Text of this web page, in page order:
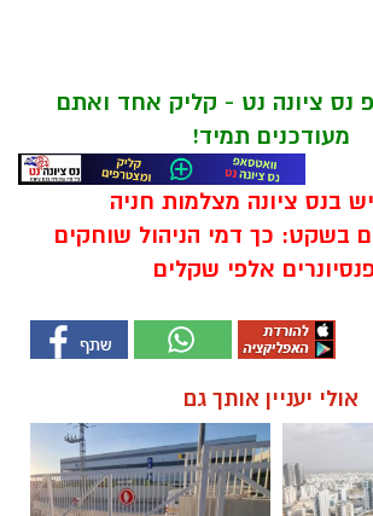
נס ציונה נט - קליק אחד ואתם
מעודכנים תמיד!
בנס ציונה מצלמות חניה
בשקט: כך דמי הניהול שוחקים
אלפי שקלים
אולי יעניין אותך גם